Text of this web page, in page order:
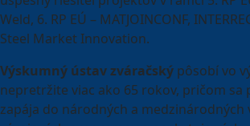
Weld, 6. RP EÚ – MATJOINCONF,
Steel Market Innovation.
Výskumný ústav zváračský pôsobí vo
nepretržite viac ako 65 rokov, pričom sa
zapája do národných a medzinárodných